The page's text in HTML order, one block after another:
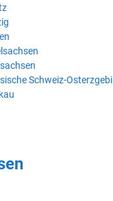
Schweiz-